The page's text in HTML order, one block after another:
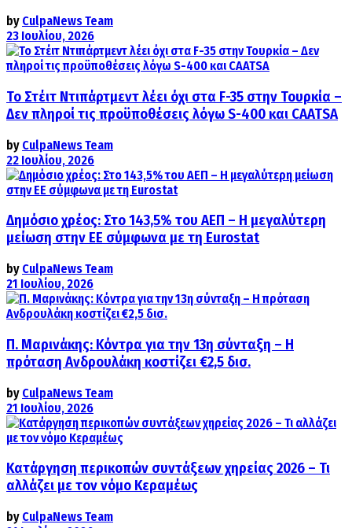
by CulpaNews Team
23 Ιουλίου, 2026
Το Στέιτ Ντιπάρτμεντ λέει όχι στα F-35 στην Τουρκία –
Δεν πληροί τις προϋποθέσεις λόγω S-400 και CAATSA
by CulpaNews Team
22 Ιουλίου, 2026
Δημόσιο χρέος: Στο 143,5% του ΑΕΠ – Η μεγαλύτερη
μείωση στην ΕΕ σύμφωνα με τη Eurostat
by CulpaNews Team
21 Ιουλίου, 2026
Π. Μαρινάκης: Κόντρα για την 13η σύνταξη – Η
πρόταση Ανδρουλάκη κοστίζει €2,5 δισ.
by CulpaNews Team
21 Ιουλίου, 2026
Κατάργηση περικοπών συντάξεων χηρείας 2026 – Τι
αλλάζει με τον νόμο Κεραμέως
by CulpaNews Team